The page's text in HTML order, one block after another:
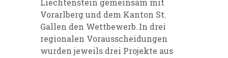
Vorarlberg und dem Kanton St.
Gallen den Wettbewerb. In drei
regionalen Vorausscheidungen
wurden jeweils drei Projekte aus